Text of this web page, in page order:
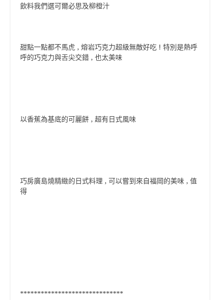
飲料我們選可爾必思及柳橙汁
甜點一點都不馬虎 , 熔岩巧克力超級無敵好吃 ! 特別是熱呼
呼的巧克力與舌尖交錯 , 也太美味
以香蕉為基底的可麗餅 , 超有日式風味
巧房廣島燒精緻的日式料理 , 可以嘗到來自福岡的美味 , 值
得
******************************